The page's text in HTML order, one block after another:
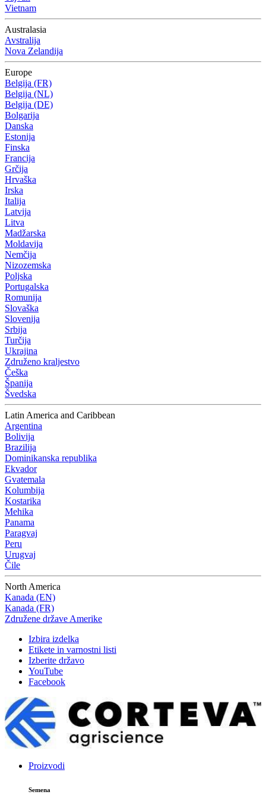
Vietnam
Australasia
Avstralija
Nova Zelandija
Europe
Belgija (FR)
Belgija (NL)
Belgija (DE)
Bolgarija
Danska
Estonija
Finska
Francija
Grčija
Hrvaška
Irska
Italija
Latvija
Litva
Madžarska
Moldavija
Nemčija
Nizozemska
Poljska
Portugalska
Romunija
Slovaška
Slovenija
Srbija
Turčija
Ukrajina
Združeno kraljestvo
Češka
Španija
Švedska
Latin America and Caribbean
Argentina
Bolivija
Brazilija
Dominikanska republika
Ekvador
Gvatemala
Kolumbija
Kostarika
Mehika
Panama
Paragvaj
Peru
Urugvaj
Čile
North America
Kanada (EN)
Kanada (FR)
Združene države Amerike
Izbira izdelka
Etikete in varnostni listi
Izberite državo
YouTube
Facebook
Proizvodi
Semena